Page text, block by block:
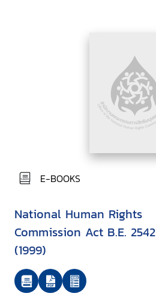
E-BOOKS
National Human Rights
Commission Act B.E. 2542
(1999)